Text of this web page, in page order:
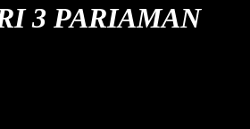
3 PARIAMAN